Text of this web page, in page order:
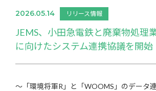
2026.05.14 リリース情報
JEMS、小田急電鉄と廃棄物処理
に向けたシステム連携協議を開始
～「環境将軍R」と「WOOMS」のデータ